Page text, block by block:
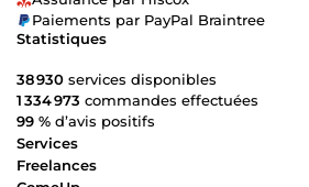
Paiements par PayPal Braintree
Statistiques
38 930 services disponibles
1 334 973 commandes effectuées
99 % d’avis positifs
Services
Freelances